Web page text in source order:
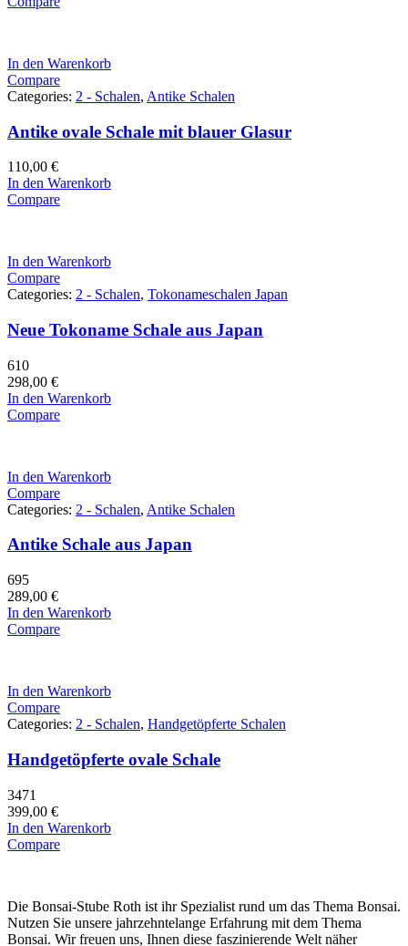
In den Warenkorb
Compare
Categories: 2 - Schalen, Antike Schalen
Antike ovale Schale mit blauer Glasur
110,00 €
In den Warenkorb
Compare
In den Warenkorb
Compare
Categories: 2 - Schalen, Tokonameschalen Japan
Neue Tokoname Schale aus Japan
610
298,00 €
In den Warenkorb
Compare
In den Warenkorb
Compare
Categories: 2 - Schalen, Antike Schalen
Antike Schale aus Japan
695
289,00 €
In den Warenkorb
Compare
In den Warenkorb
Compare
Categories: 2 - Schalen, Handgetöpferte Schalen
Handgetöpferte ovale Schale
3471
399,00 €
In den Warenkorb
Compare
Die Bonsai-Stube Roth ist ihr Spezialist rund um das Thema Bonsai.
Nutzen Sie unsere jahrzehntelange Erfahrung mit dem Thema
Bonsai. Wir freuen uns, Ihnen diese faszinierende Welt näher